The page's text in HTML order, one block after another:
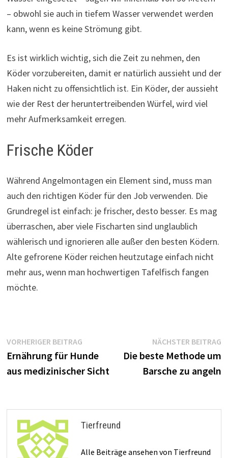
– obwohl sie auch in tiefem Wasser verwendet werden
kann, wenn es keine Strömung gibt.
Es ist wirklich wichtig, sich die Zeit zu nehmen, den
Köder vorzubereiten, damit er natürlich aussieht und der
Haken nicht zu offensichtlich ist. Ein Köder, der aussieht
wie der Rest der heruntertreibenden Würfel, wird viel
mehr Aufmerksamkeit erregen.
Frische Köder
Während Angelmontagen ein Element sind, muss man
auch den richtigen Köder für den Job verwenden. Die
Grundregel ist einfach: je frischer, desto besser. Es mag
überraschen, aber viele Fischarten sind unglaublich
wählerisch und ignorieren alle außer den besten Ködern.
Alte gefrorene Köder reichen heutzutage einfach nicht
mehr aus, wenn man hochwertigen Tafelfisch fangen
möchte.
Beitragsnavigation
VORHERIGER BEITRAGVorheriger
Beitrag:
Ernährung für Hunde
aus medizinischer Sicht
NÄCHSTER BEITRAG
Die beste Methode um
Barsche zu angeln
Tierfreund
Alle Beiträge ansehen von Tierfreund